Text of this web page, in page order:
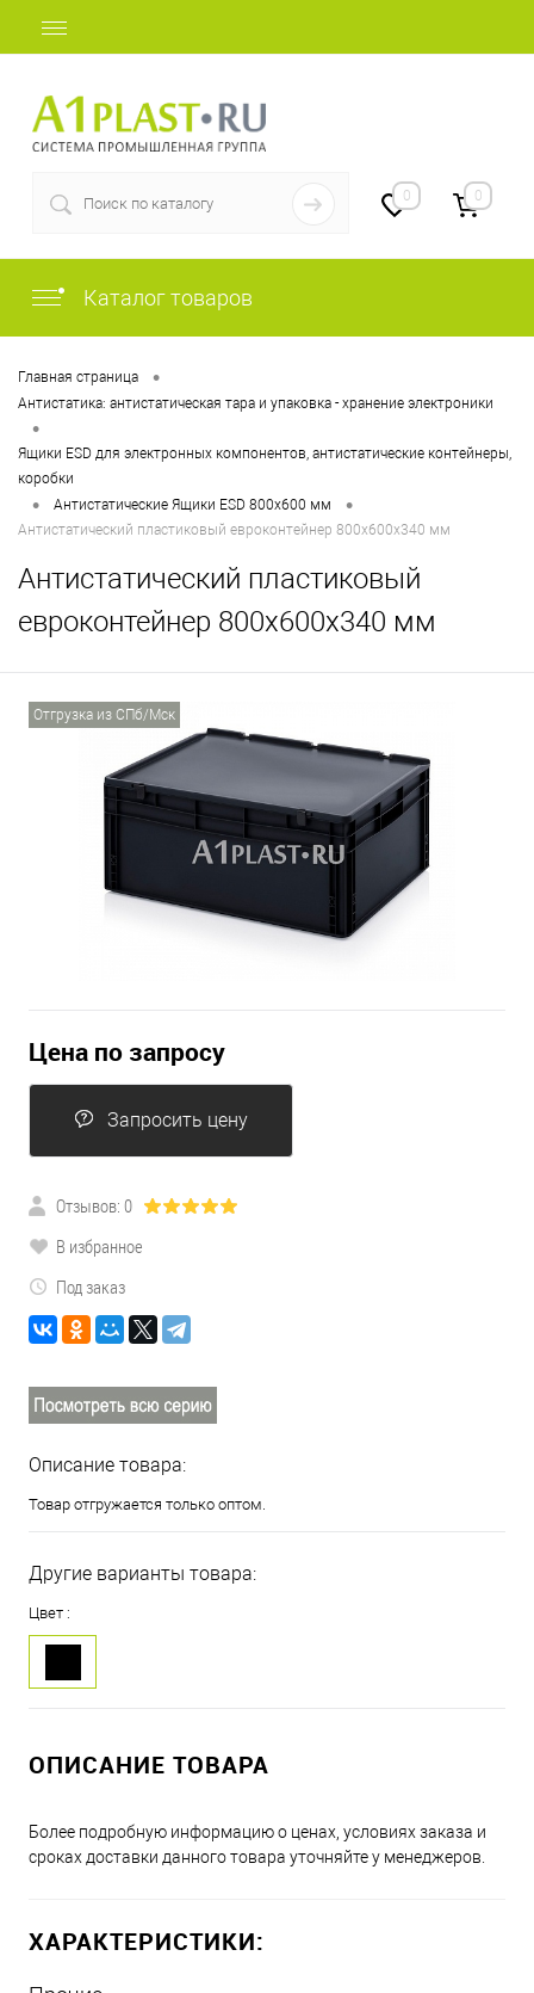
0 0
Каталог товаров
Главная страница •
Антистатика: антистатическая тара и упаковка - хранение электроники
•
Ящики ESD для электронных компонентов, антистатические контейнеры,
коробки
• Антистатические Ящики ESD 800х600 мм •
Антистатический пластиковый евроконтейнер 800х600х340 мм
Антистатический пластиковый
евроконтейнер 800х600х340 мм
Отгрузка из СПб/Мск
Цена по запросу
Запросить цену
Отзывов: 0
В избранное
Под заказ
Описание товара:
Товар отгружается только оптом.
Другие варианты товара:
Цвет :
ОПИСАНИЕ ТОВАРА
Более подробную информацию о ценах, условиях заказа и
сроках доставки данного товара уточняйте у менеджеров.
ХАРАКТЕРИСТИКИ: